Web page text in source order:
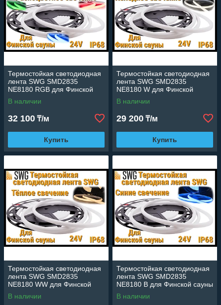
Термостойкая светодиодная
лента SWG SMD2835
NE8180 RGB для Финской
сауны (RGB свечение, 5 м,
24V, 14 Вт/м, IP68)
В наличии
32 100 ₸/м
Купить
Термостойкая светодиодная
лента SWG SMD2835
NE8180 W для Финской
сауны (Холодное свечение, 5
м, 24V, 12 Вт/м, IP68)
В наличии
29 200 ₸/м
Купить
Термостойкая светодиодная
лента SWG SMD2835
NE8180 WW для Финской
сауны (Тёплое свечение, 5
м, 24V, 12 Вт/м, IP68)
В наличии
Термостойкая светодиодная
лента SWG SMD2835
NE8180 B для Финской сауны
(Синие свечение, 5 м, 24V,
12 Вт/м, IP68)
В наличии